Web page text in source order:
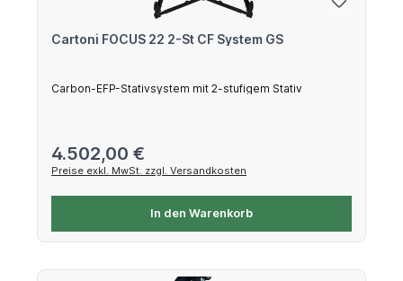
Cartoni FOCUS 22 2-St CF System GS
Carbon-EFP-Stativsystem mit 2-stufigem Stativ
Regulärer Preis:
4.502,00 €
Preise exkl. MwSt. zzgl. Versandkosten
In den Warenkorb